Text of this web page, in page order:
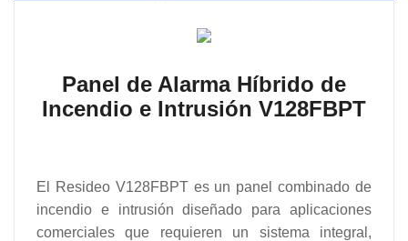
Panel de Alarma Híbrido de
Incendio e Intrusión V128FBPT
El Resideo V128FBPT es un panel combinado de
incendio e intrusión diseñado para aplicaciones
comerciales que requieren un sistema integral,